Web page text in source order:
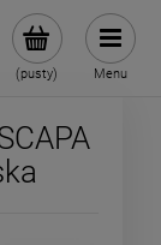
(pusty) Menu